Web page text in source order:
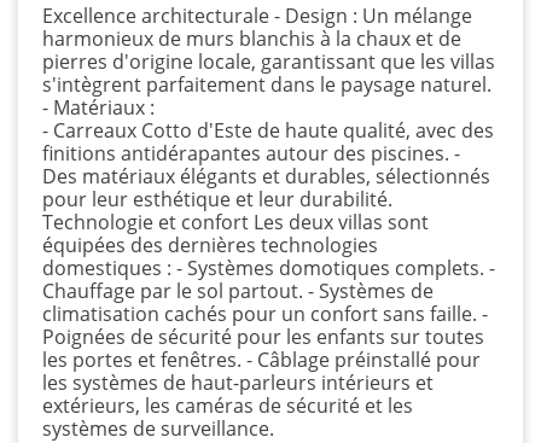
Excellence architecturale - Design : Un mélange
harmonieux de murs blanchis à la chaux et de
pierres d'origine locale, garantissant que les villas
s'intègrent parfaitement dans le paysage naturel.
- Matériaux :
- Carreaux Cotto d'Este de haute qualité, avec des
finitions antidérapantes autour des piscines. -
Des matériaux élégants et durables, sélectionnés
pour leur esthétique et leur durabilité.
Technologie et confort Les deux villas sont
équipées des dernières technologies
domestiques : - Systèmes domotiques complets. -
Chauffage par le sol partout. - Systèmes de
climatisation cachés pour un confort sans faille. -
Poignées de sécurité pour les enfants sur toutes
les portes et fenêtres. - Câblage préinstallé pour
les systèmes de haut-parleurs intérieurs et
extérieurs, les caméras de sécurité et les
systèmes de surveillance.